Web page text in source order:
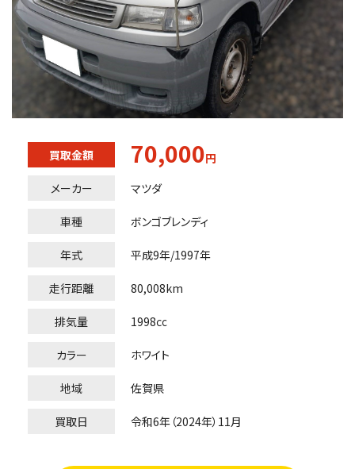
買取金額 70,000円
メーカー
マツダ
車種 ボンゴブレンディ
年式 平成9年/1997年
走行距離 80,008km
排気量 1998㏄
カラー ホワイト
地域 佐賀県
買取日 令和6年（2024年）11月